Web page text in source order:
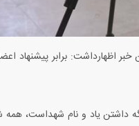
خبر اظهارداشت: برابر
داشتن یاد و نام شهداست،